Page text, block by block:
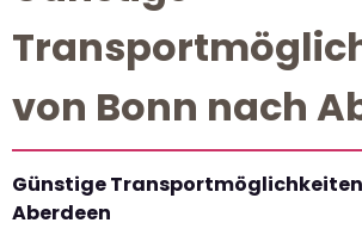
von Bonn nach
Günstige
Aberdeen